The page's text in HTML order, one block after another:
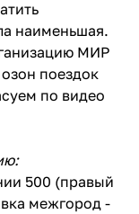
наименьшая.
МИР
поездок
по видео
500 (правый
межгород -